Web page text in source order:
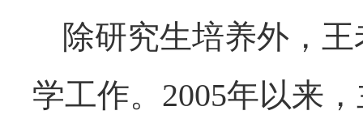
除研究生培养外，
学工作。2005年以来